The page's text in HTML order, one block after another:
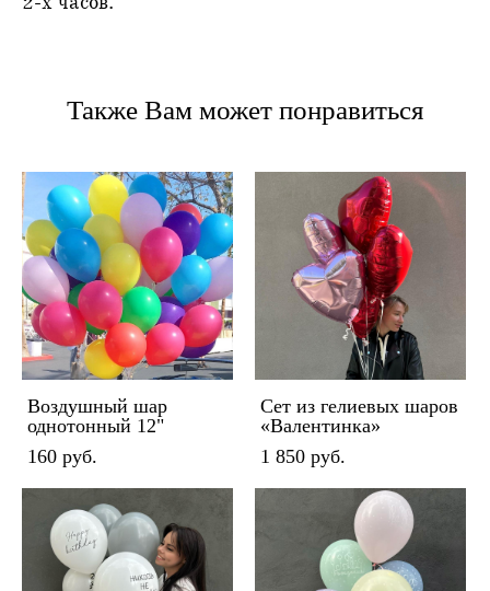
Также Вам может понравиться
Воздушный шар
однотонный 12"
160 pуб.
Сет из гелиевых шаров
«Валентинка»
1 850 pуб.